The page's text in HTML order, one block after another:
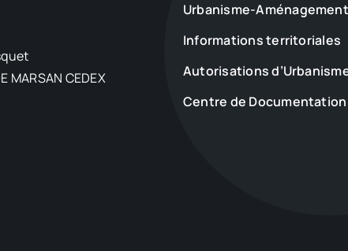
kids
»
des
enfants
dans
l’espace
MARSAN CEDEX
Urbanisme-Aménagement
Informations territoriales
Autorisations
Centre de Documentation